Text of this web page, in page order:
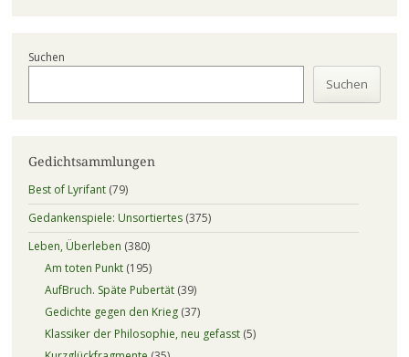
Suchen
Suchen
Gedichtsammlungen
Best of Lyrifant(79)
Gedankenspiele: Unsortiertes(375)
Leben, Überleben (380)
Am toten Punkt(195)
AufBruch. Späte Pubertät(39)
Gedichte gegen den Krieg(37)
Klassiker der Philosophie, neu gefasst(5)